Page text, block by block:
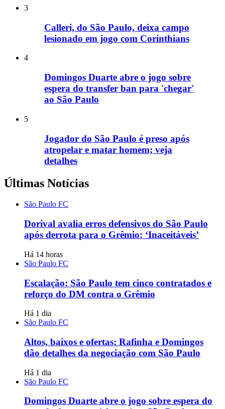
3
Calleri, do São Paulo, deixa campo
lesionado em jogo com Corinthians
4
Domingos Duarte abre o jogo sobre
espera do transfer ban para 'chegar'
ao São Paulo
5
Jogador do São Paulo é preso após
atropelar e matar homem; veja
detalhes
Últimas Notícias
São Paulo FC
Dorival avalia erros defensivos do São Paulo
após derrota para o Grêmio: ‘Inaceitáveis’
Há 14 horas
São Paulo FC
Escalação: São Paulo tem cinco contratados e
reforço do DM contra o Grêmio
Há 1 dia
São Paulo FC
Altos, baixos e ofertas: Rafinha e Domingos
dão detalhes da negociação com São Paulo
Há 1 dia
São Paulo FC
Domingos Duarte abre o jogo sobre espera do